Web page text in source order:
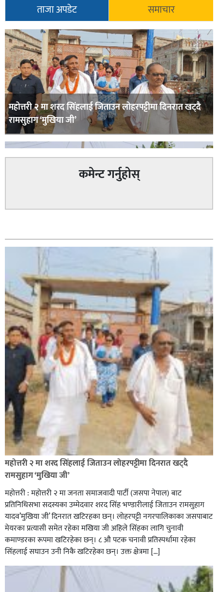
ताजा अपडेट समाचार
महोत्तरी २ मा शरद सिंहलाई जिताउन लोहरपट्टीमा दिनरात खट्दै
रामसुहाग ‘मुखिया जी’
सिराहा-२ मा संजय यादव भिड्ने !
रक्तदान सेवामा जिल्लामै दोस्रो स्थान ल्याएकोमा जनमत नेताद्वय
रेडक्रस सिराहा द्वारा सम्मानित
सिराहाको औरहीमा जेन-जी भेला सम्पन्न
कमेन्ट गर्नुहोस्
महोत्तरी २ मा शरद सिंहलाई जिताउन लोहरपट्टीमा दिनरात खट्दै
रामसुहाग ‘मुखिया जी’
महोत्तरी : महोत्तरी २ मा जनता समाजवादी पार्टी (जसपा नेपाल) बाट
प्रतिनिधिसभा सदस्यका उम्मेदवार शरद सिंह भण्डारीलाई जिताउन रामसुहाग
यादव’मुखिया जी’ दिनरात खटिरहका छन्। लोहरपट्टी नगरपालिकाका जसपाबाट
मेयरका प्रत्यासी समेत रहेका मखिया जी अहिले सिंहका लागि चुनावी
कमाण्डरका रूपमा खटिरहेका छन्। ८ औ पटक चनावी प्रतिस्पर्धामा रहेका
सिंहलाई सघाउन उनी निकै खटिरहेका छन्। उक्त क्षेत्रमा […]